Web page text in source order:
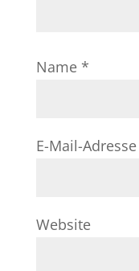
Name *
E-Mail-Adresse
Website